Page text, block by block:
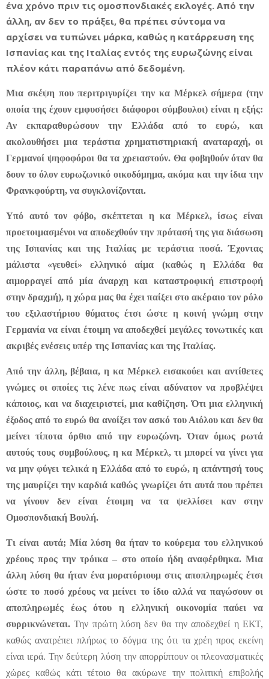
ένα χρόνο πριν τις ομοσπονδιακές εκλογές. Από την
άλλη, αν δεν το πράξει, θα πρέπει σύντομα να
αρχίσει να τυπώνει μάρκα, καθώς η κατάρρευση της
Ισπανίας και της Ιταλίας εντός της ευρωζώνης είναι
πλέον κάτι παραπάνω από δεδομένη.
Μια σκέψη που περιτριγυρίζει την κα Μέρκελ σήμερα (την
οποία της έχουν εμφυσήσει διάφοροι σύμβουλοι) είναι η εξής:
Αν εκπαραθυρώσουν την Ελλάδα από το ευρώ, και
ακολουθήσει μια τεράστια χρηματιστηριακή αναταραχή, οι
Γερμανοί ψηφοφόροι θα τα χρειαστούν. Θα φοβηθούν όταν θα
δουν το όλον ευρωζωνικό οικοδόμημα, ακόμα και την ίδια την
Φρανκφούρτη, να συγκλονίζονται.
Υπό αυτό τον φόβο, σκέπτεται η κα Μέρκελ, ίσως είναι
προετοιμασμένοι να αποδεχθούν την πρότασή της για διάσωση
της Ισπανίας και της Ιταλίας με τεράστια ποσά. Έχοντας
μάλιστα «γευθεί» ελληνικό αίμα (καθώς η Ελλάδα θα
αιμορραγεί από μία άναρχη και καταστροφική επιστροφή
στην δραχμή), η χώρα μας θα έχει παίξει στο ακέραιο τον ρόλο
του εξιλαστήριου θύματος έτσι ώστε η κοινή γνώμη στην
Γερμανία να είναι έτοιμη να αποδεχθεί μεγάλες τονωτικές και
ακριβές ενέσεις υπέρ της Ισπανίας και της Ιταλίας.
Από την άλλη, βέβαια, η κα Μέρκελ εισακούει και αντίθετες
γνώμες οι οποίες τις λένε πως είναι αδύνατον να προβλέψει
κάποιος, και να διαχειριστεί, μια καθίζηση. Ότι μια ελληνική
έξοδος από το ευρώ θα ανοίξει τον ασκό του Αιόλου και δεν θα
μείνει τίποτα όρθιο από την ευρωζώνη. Όταν όμως ρωτά
αυτούς τους συμβούλους, η κα Μέρκελ, τι μπορεί να γίνει για
να μην φύγει τελικά η Ελλάδα από το ευρώ, η απάντησή τους
της μαυρίζει την καρδιά καθώς γνωρίζει ότι αυτά που πρέπει
να γίνουν δεν είναι έτοιμη να τα ψελλίσει καν στην
Ομοσπονδιακή Βουλή.
Τι είναι αυτά; Μία λύση θα ήταν το κούρεμα του ελληνικού
χρέους προς την τρόικα – στο οποίο ήδη αναφέρθηκα. Μια
άλλη λύση θα ήταν ένα μορατόριουμ στις αποπληρωμές έτσι
ώστε το ποσό χρέους να μείνει το ίδιο αλλά να παγώσουν οι
αποπληρωμές έως ότου η ελληνική οικονομία παύει να
συρρικνώνεται.Την πρώτη λύση δεν θα την αποδεχθεί η ΕΚΤ,
καθώς ανατρέπει πλήρως το δόγμα της ότι τα χρέη προς εκείνη
είναι ιερά. Την δεύτερη λύση την απορρίπτουν οι πλεονασματικές
χώρες καθώς κάτι τέτοιο θα ακύρωνε την πολιτική επιβολής